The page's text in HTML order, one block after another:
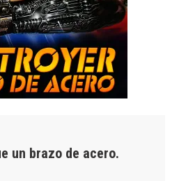
un brazo de acero.